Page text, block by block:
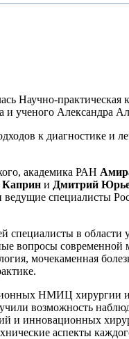
Научно-практическая
ученого Александра
к диагностике и
академика РАН
Каприн и Дмитрий
ведущие специалисты
в области
вопросы
мочекаменная
НМИЦ
возможность
и инновационных
аспекты